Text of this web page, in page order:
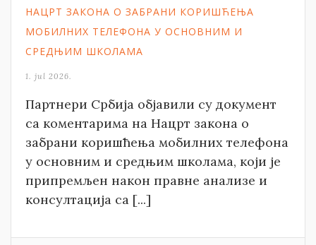
НАЦРТ ЗАКОНА О ЗАБРАНИ КОРИШЋЕЊА
МОБИЛНИХ ТЕЛЕФОНА У ОСНОВНИМ И
СРЕДЊИМ ШКОЛАМА
1. jul 2026.
Партнери Србија објавили су документ
са коментарима на Нацрт закона о
забрани коришћења мобилних телефона
у основним и средњим школама, који је
припремљен након правне анализе и
консултација са [...]